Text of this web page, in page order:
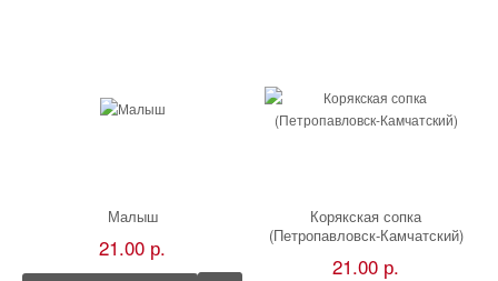
Малыш
21.00 р.
Корякская сопка
(Петропавловск-Камчатский)
21.00 р.